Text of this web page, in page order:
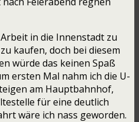
in die Innenstadt zu
kaufen, doch bei diesem
würde das keinen Spaß
ersten Mal nahm ich die U-
am Hauptbahnhof,
für eine deutlich
wäre ich nass geworden.